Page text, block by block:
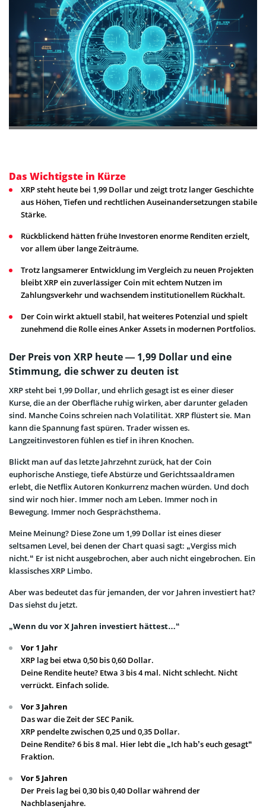
Das Wichtigste in Kürze
XRP steht heute bei 1,99 Dollar und zeigt trotz langer Geschichte
aus Höhen, Tiefen und rechtlichen Auseinandersetzungen stabile
Stärke.
Rückblickend hätten frühe Investoren enorme Renditen erzielt,
vor allem über lange Zeiträume.
Trotz langsamerer Entwicklung im Vergleich zu neuen Projekten
bleibt XRP ein zuverlässiger Coin mit echtem Nutzen im
Zahlungsverkehr und wachsendem institutionellem Rückhalt.
Der Coin wirkt aktuell stabil, hat weiteres Potenzial und spielt
zunehmend die Rolle eines Anker Assets in modernen Portfolios.
Der Preis von XRP heute — 1,99 Dollar und eine
Stimmung, die schwer zu deuten ist
XRP steht bei 1,99 Dollar, und ehrlich gesagt ist es einer dieser
Kurse, die an der Oberfläche ruhig wirken, aber darunter geladen
sind. Manche Coins schreien nach Volatilität. XRP flüstert sie. Man
kann die Spannung fast spüren. Trader wissen es.
Langzeitinvestoren fühlen es tief in ihren Knochen.
Blickt man auf das letzte Jahrzehnt zurück, hat der Coin
euphorische Anstiege, tiefe Abstürze und Gerichtssaaldramen
erlebt, die Netflix Autoren Konkurrenz machen würden. Und doch
sind wir noch hier. Immer noch am Leben. Immer noch in
Bewegung. Immer noch Gesprächsthema.
Meine Meinung? Diese Zone um 1,99 Dollar ist eines dieser
seltsamen Level, bei denen der Chart quasi sagt: „Vergiss mich
nicht.“ Er ist nicht ausgebrochen, aber auch nicht eingebrochen. Ein
klassisches XRP Limbo.
Aber was bedeutet das für jemanden, der vor Jahren investiert hat?
Das siehst du jetzt.
„Wenn du vor X Jahren investiert hättest…“
Vor 1 Jahr
XRP lag bei etwa 0,50 bis 0,60 Dollar.
Deine Rendite heute? Etwa 3 bis 4 mal. Nicht schlecht. Nicht
verrückt. Einfach solide.
Vor 3 Jahren
Das war die Zeit der SEC Panik.
XRP pendelte zwischen 0,25 und 0,35 Dollar.
Deine Rendite? 6 bis 8 mal. Hier lebt die „Ich hab’s euch gesagt“
Fraktion.
Vor 5 Jahren
Der Preis lag bei 0,30 bis 0,40 Dollar während der
Nachblasenjahre.